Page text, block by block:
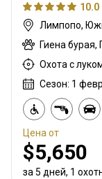
10.0
Лимпопо,
Сезон: 1
Цена от
$5,650
за 5 дней, 1